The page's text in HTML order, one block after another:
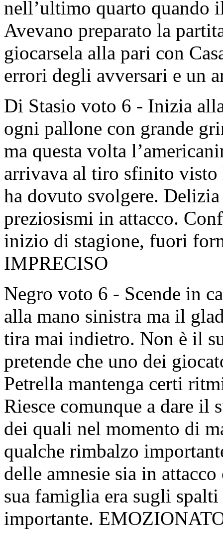
nell’ultimo quarto quando
Avevano preparato la
giocarsela alla pari con
errori degli avversari e un
Di Stasio voto 6 - Inizia
ogni pallone con grande
ma questa volta
arrivava al tiro sfinito visto
ha dovuto svolgere.
preziosismi in attacco.
inizio di stagione, fuori
IMPRECISO
Negro voto 6 - Scende in
alla mano sinistra ma il
tira mai indietro. Non è il
pretende che uno dei
Petrella mantenga certi
Riesce comunque a dare
dei quali nel momento di
qualche rimbalzo
delle amnesie sia in
sua famiglia era sugli
importante.